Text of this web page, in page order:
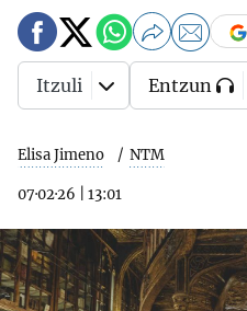
Elisa Jimeno NTM
07·02·26 13:01
Itzuli Entzun